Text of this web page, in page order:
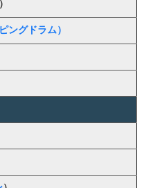
）
ングドラム）